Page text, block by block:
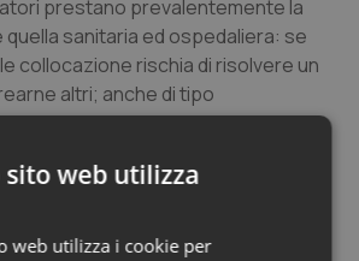
& impianti
prestano prevalentemente la
sanitaria ed ospedaliera: se
collocazione rischia di risolvere un
altri; anche di tipo
concluso il sindacalista.
sito web utilizza
web utilizza i cookie per